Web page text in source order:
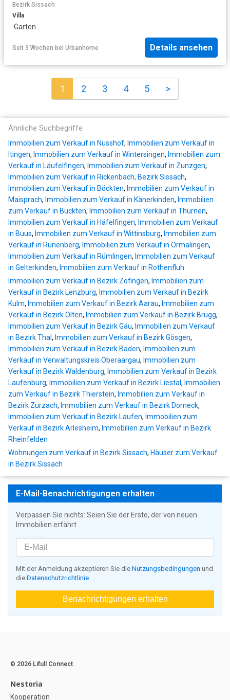
Bezirk Sissach
Villa
·Garten
Seit 3 Wochen bei Urbanhome Details ansehen
1 2 3 4 5 >
Ähnliche Suchbegriffe
Immobilien zum Verkauf in Nusshof, Immobilien zum Verkauf in
Itingen, Immobilien zum Verkauf in Wintersingen, Immobilien zum
Verkauf in Läufelfingen, Immobilien zum Verkauf in Zunzgen,
Immobilien zum Verkauf in Rickenbach, Bezirk Sissach,
Immobilien zum Verkauf in Böckten, Immobilien zum Verkauf in
Maisprach, Immobilien zum Verkauf in Känerkinden, Immobilien
zum Verkauf in Buckten, Immobilien zum Verkauf in Thürnen,
Immobilien zum Verkauf in Häfelfingen, Immobilien zum Verkauf
in Buus, Immobilien zum Verkauf in Wittinsburg, Immobilien zum
Verkauf in Rünenberg, Immobilien zum Verkauf in Ormalingen,
Immobilien zum Verkauf in Rümlingen, Immobilien zum Verkauf
in Gelterkinden, Immobilien zum Verkauf in Rothenfluh
Immobilien zum Verkauf in Bezirk Zofingen, Immobilien zum
Verkauf in Bezirk Lenzburg, Immobilien zum Verkauf in Bezirk
Kulm, Immobilien zum Verkauf in Bezirk Aarau, Immobilien zum
Verkauf in Bezirk Olten, Immobilien zum Verkauf in Bezirk Brugg,
Immobilien zum Verkauf in Bezirk Gäu, Immobilien zum Verkauf
in Bezirk Thal, Immobilien zum Verkauf in Bezirk Gösgen,
Immobilien zum Verkauf in Bezirk Baden, Immobilien zum
Verkauf in Verwaltungskreis Oberaargau, Immobilien zum
Verkauf in Bezirk Waldenburg, Immobilien zum Verkauf in Bezirk
Laufenburg, Immobilien zum Verkauf in Bezirk Liestal, Immobilien
zum Verkauf in Bezirk Thierstein, Immobilien zum Verkauf in
Bezirk Zurzach, Immobilien zum Verkauf in Bezirk Dorneck,
Immobilien zum Verkauf in Bezirk Laufen, Immobilien zum
Verkauf in Bezirk Arlesheim, Immobilien zum Verkauf in Bezirk
Rheinfelden
Wohnungen zum Verkauf in Bezirk Sissach, Häuser zum Verkauf
in Bezirk Sissach
E-Mail-Benachrichtigungen erhalten
Verpassen Sie nichts: Seien Sie der Erste, der von neuen
Immobilien erfährt
Mit der Anmeldung akzeptieren Sie die Nutzungsbedingungen und
die Datenschutzrichtlinie
Benachrichtigungen erhalten
© 2026 Lifull Connect
Nestoria
Kooperation